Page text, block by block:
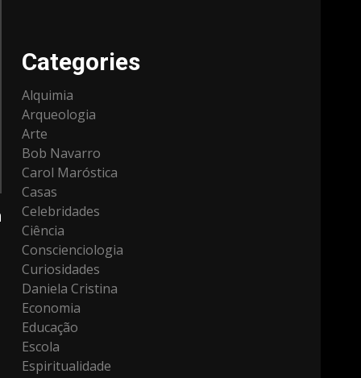
Categories
Alquimia
Arqueologia
Arte
Bob Navarro
Carol Maróstica
Casas
Celebridades
Ciência
Conscienciologia
Curiosidades
Daniela Cristina
Economia
Educação
Escola
Espiritualidade